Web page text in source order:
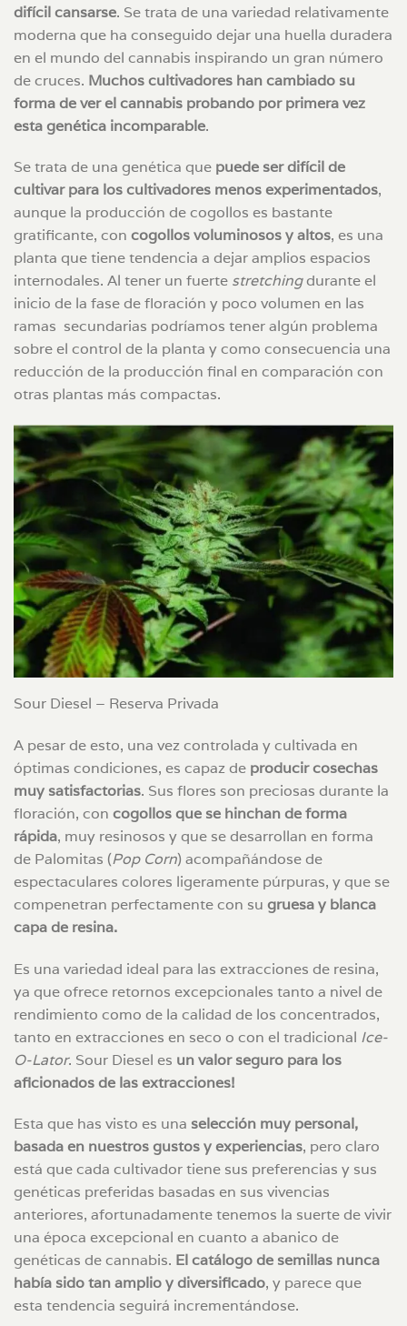
difícil cansarse. Se trata de una variedad relativamente
moderna que ha conseguido dejar una huella duradera
en el mundo del cannabis inspirando un gran número
de cruces. Muchos cultivadores han cambiado su
forma de ver el cannabis probando por primera vez
esta genética incomparable.
Se trata de una genética que puede ser difícil de
cultivar para los cultivadores menos experimentados,
aunque la producción de cogollos es bastante
gratificante, con cogollos voluminosos y altos, es una
planta que tiene tendencia a dejar amplios espacios
internodales. Al tener un fuerte stretchingdurante el
inicio de la fase de floración y poco volumen en las
ramas secundarias podríamos tener algún problema
sobre el control de la planta y como consecuencia una
reducción de la producción final en comparación con
otras plantas más compactas.
Sour Diesel – Reserva Privada
A pesar de esto, una vez controlada y cultivada en
óptimas condiciones, es capaz de producir cosechas
muy satisfactorias. Sus flores son preciosas durante la
floración, con cogollos que se hinchan de forma
rápida, muy resinosos y que se desarrollan en forma
de Palomitas (Pop Corn) acompañándose de
espectaculares colores ligeramente púrpuras, y que se
compenetran perfectamente con su gruesa y blanca
capa de resina.
Es una variedad ideal para las extracciones de resina,
ya que ofrece retornos excepcionales tanto a nivel de
rendimiento como de la calidad de los concentrados,
tanto en extracciones en seco o con el tradicional Ice-
O-Lator. Sour Diesel es un valor seguro para los
aficionados de las extracciones!
Esta que has visto es una selección muy personal,
basada en nuestros gustos y experiencias, pero claro
está que cada cultivador tiene sus preferencias y sus
genéticas preferidas basadas en sus vivencias
anteriores, afortunadamente tenemos la suerte de vivir
una época excepcional en cuanto a abanico de
genéticas de cannabis. El catálogo de semillas nunca
había sido tan amplio y diversificado, y parece que
esta tendencia seguirá incrementándose.